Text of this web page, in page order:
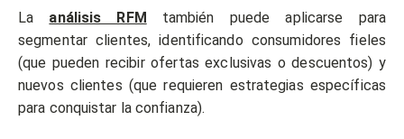
La análisis RFM también puede aplicarse para
segmentar clientes, identificando consumidores fieles
(que pueden recibir ofertas exclusivas o descuentos) y
nuevos clientes (que requieren estrategias específicas
para conquistar la confianza).